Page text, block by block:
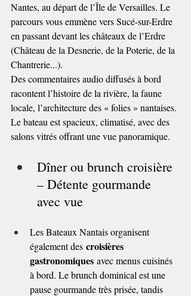
Nantes, au départ de l’Île de Versailles. Le
parcours vous emmène vers Sucé-sur-Erdre
en passant devant les châteaux de l’Erdre
(Château de la Desnerie, de la Poterie, de la
Chantrerie...).
Des commentaires audio diffusés à bord
racontent l’histoire de la rivière, la faune
locale, l’architecture des « folies » nantaises.
Le bateau est spacieux, climatisé, avec des
salons vitrés offrant une vue panoramique.
Dîner ou brunch croisière
– Détente gourmande
avec vue
Les Bateaux Nantais organisent
également des croisières
gastronomiques avec menus cuisinés
à bord. Le brunch dominical est une
pause gourmande très prisée, tandis